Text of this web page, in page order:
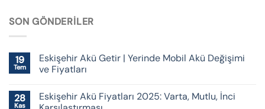
SON GÖNDERILER
19
Tem
Eskişehir Akü Getir | Yerinde Mobil Akü Değişimi
ve Fiyatları
28
Kas
Eskişehir Akü Fiyatları 2025: Varta, Mutlu, İnci